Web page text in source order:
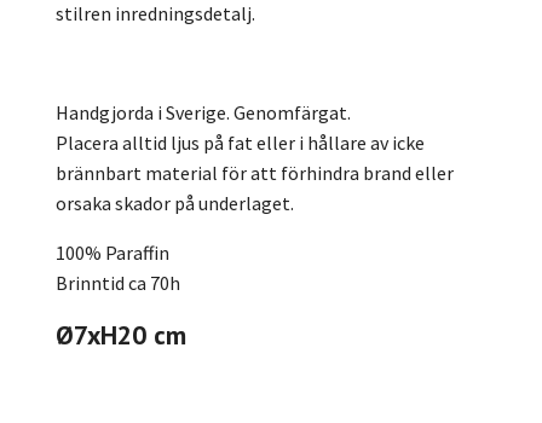
stilren inredningsdetalj.
Handgjorda i Sverige. Genomfärgat.
Placera alltid ljus på fat eller i hållare av icke
brännbart material för att förhindra brand eller
orsaka skador på underlaget.
100% Paraffin
Brinntid ca 70h
Ø7xH20 cm